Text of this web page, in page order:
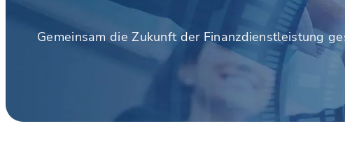
Gemeinsam die Zukunft der Finanzdienstleistung